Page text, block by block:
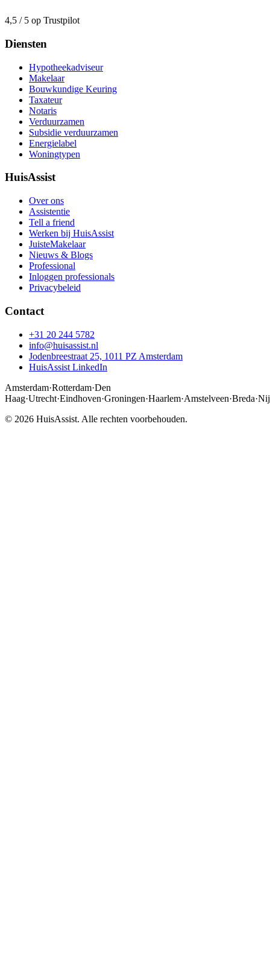
4,5 / 5 op Trustpilot
Diensten
Hypotheekadviseur
Makelaar
Bouwkundige Keuring
Taxateur
Notaris
Verduurzamen
Subsidie verduurzamen
Energielabel
Woningtypen
HuisAssist
Over ons
Assistentie
Tell a friend
Werken bij HuisAssist
JuisteMakelaar
Nieuws & Blogs
Professional
Inloggen professionals
Privacybeleid
Contact
+31 20 244 5782
info@huisassist.nl
Jodenbreestraat 25, 1011 PZ Amsterdam
HuisAssist LinkedIn
Amsterdam·Rotterdam·Den
Haag·Utrecht·Eindhoven·Groningen·Haarlem·Amstelveen·Breda·
© 2026 HuisAssist. Alle rechten voorbehouden.